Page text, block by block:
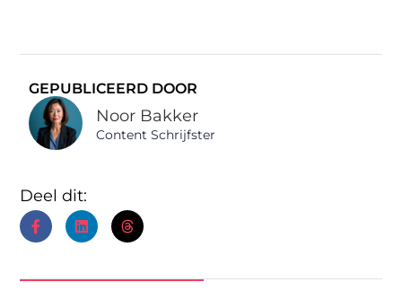
GEPUBLICEERD DOOR
Noor Bakker
Content Schrijfster
Deel dit: